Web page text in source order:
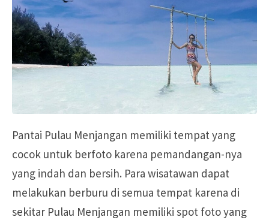
Pantai Pulau Menjangan memiliki tempat yang
cocok untuk berfoto karena pemandangan-nya
yang indah dan bersih. Para wisatawan dapat
melakukan berburu di semua tempat karena di
sekitar Pulau Menjangan memiliki spot foto yang